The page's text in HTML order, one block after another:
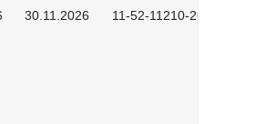
30.11.2026 11-52-11210-2602